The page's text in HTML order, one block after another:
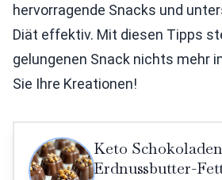
hervorragende Snacks und
Diät effektiv. Mit diesen Tipps
gelungenen Snack nichts mehr
Sie Ihre Kreationen!
Keto
Erdnussbutter-